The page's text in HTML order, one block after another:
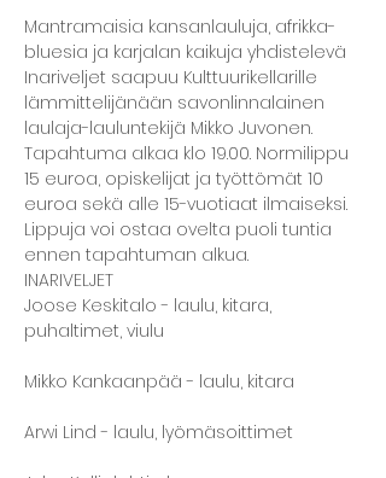
Mantramaisia kansanlauluja, afrikka-
bluesia ja karjalan kaikuja yhdistelevä
Inariveljet saapuu Kulttuurikellarille
lämmittelijänään savonlinnalainen
laulaja-lauluntekijä Mikko Juvonen.
Tapahtuma alkaa klo 19.00. Normilippu
15 euroa, opiskelijat ja työttömät 10
euroa sekä alle 15-vuotiaat ilmaiseksi.
Lippuja voi ostaa ovelta puoli tuntia
ennen tapahtuman alkua.
INARIVELJET
Joose Keskitalo - laulu, kitara,
puhaltimet, viulu
Mikko Kankaanpää - laulu, kitara
Arwi Lind - laulu, lyömäsoittimet